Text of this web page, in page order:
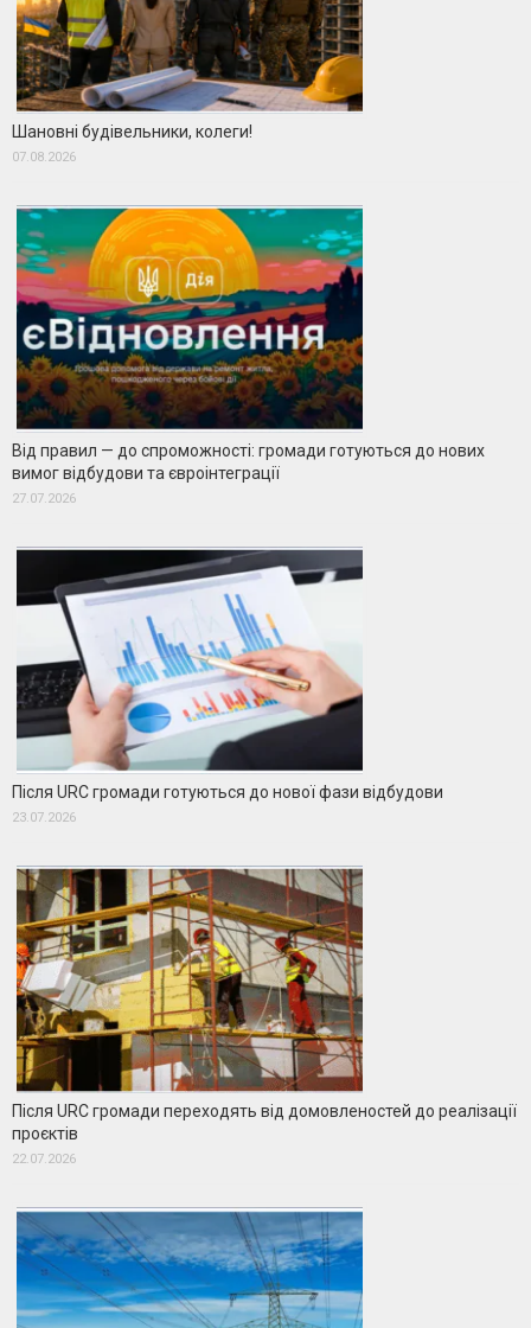
Шановні будівельники, колеги!
07.08.2026
Від правил — до спроможності: громади готуються до нових
вимог відбудови та євроінтеграції
27.07.2026
Після URC громади готуються до нової фази відбудови
23.07.2026
Після URC громади переходять від домовленостей до реалізації
проєктів
22.07.2026